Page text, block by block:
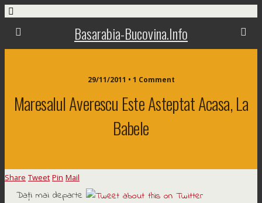
Basarabia-Bucovina.Info
29/11/2011 • 1 Comment
Maresalul Averescu Este Asteptat Acasa, La
Babele
Share Tweet Pin Mail
Daţi mai departe